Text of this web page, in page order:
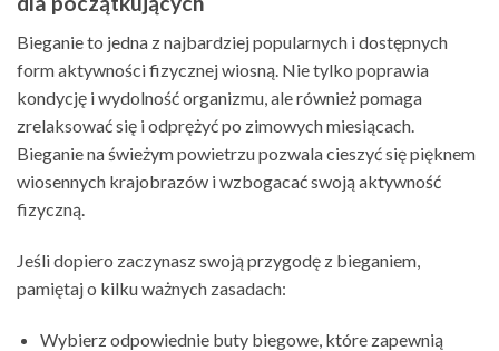
Bieganie to jedna z najbardziej popularnych i dostępnych
form aktywności fizycznej wiosną. Nie tylko poprawia
kondycję i wydolność organizmu, ale również pomaga
zrelaksować się i odprężyć po zimowych miesiącach.
Bieganie na świeżym powietrzu pozwala cieszyć się pięknem
wiosennych krajobrazów i wzbogacać swoją aktywność
fizyczną.
Jeśli dopiero zaczynasz swoją przygodę z bieganiem,
pamiętaj o kilku ważnych zasadach:
Wybierz odpowiednie buty biegowe, które zapewnią